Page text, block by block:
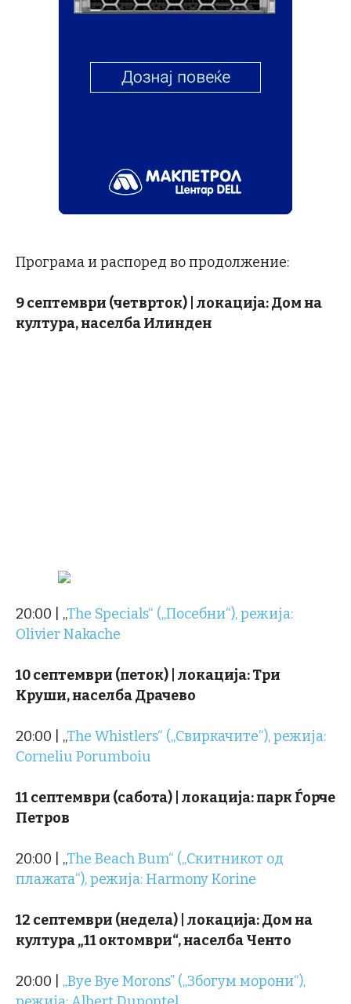
Програма и распоред во продолжение:
9 септември (четврток) | локација: Дом на
култура, населба Илинден
20:00 | „The Specials“ („Посебни“), режија:
Olivier Nakache
10 септември (петок) | локација: Три
Круши, населба Драчево
20:00 | „The Whistlers“ („Свиркачите“), режија:
Corneliu Porumboiu
11 септември (сабота) | локација: парк Ѓорче
Петров
20:00 | „The Beach Bum“ („Скитникот од
плажата“), режија: Harmony Korine
12 септември (недела) | локација: Дом на
култура „11 октомври“, населба Ченто
20:00 | „Bye Bye Morons” („Збогум морони“),